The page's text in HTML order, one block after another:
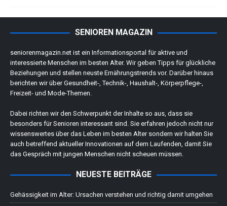
SENIOREN MAGAZIN
seniorenmagazin.net ist ein Informationsportal für aktive und
interessierte Menschen im besten Alter. Wir geben Tipps für glückliche
Beziehungen und stellen neuste Ernährungstrends vor. Darüber hinaus
berichten wir über Gesundheit-, Technik-, Haushalt-, Körperpflege-,
Freizeit- und Mode-Themen.
Dabei richten wir den Schwerpunkt der Inhalte so aus, dass sie
besonders für Senioren interessant sind. Sie erfahren jedoch nicht nur
wissenswertes über das Leben im besten Alter sondern wir halten Sie
auch betreffend aktueller Innovationen auf dem Laufenden, damit Sie
das Gespräch mit jungen Menschen nicht scheuen müssen.
NEUESTE BEITRÄGE
Gehässigkeit im Alter: Ursachen verstehen und richtig damit umgehen